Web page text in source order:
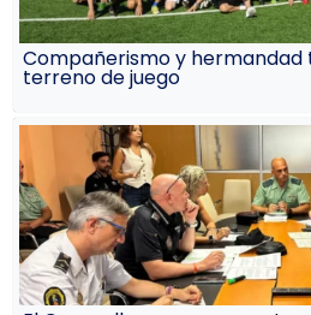
Compañerismo y
terreno de juego